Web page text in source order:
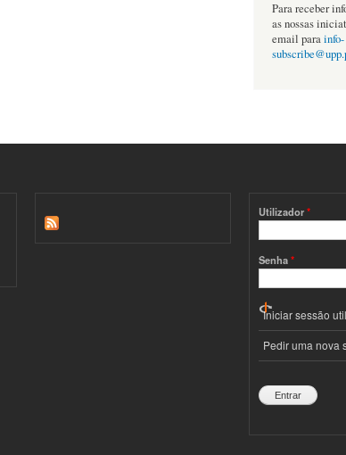
Para receber
as nossas
email parainfo-
Utilizador*
Senha*
Iniciar sessão
Pedir uma nova